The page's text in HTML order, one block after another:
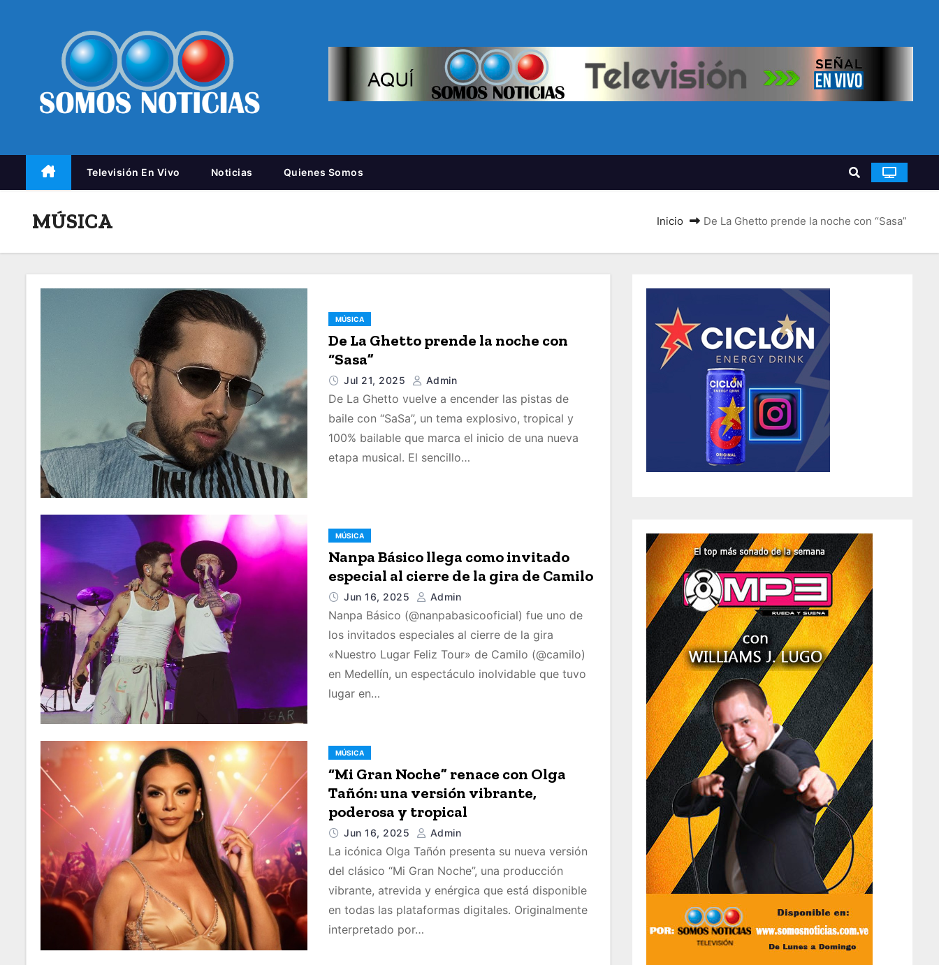
Televisión En Vivo Noticias Quienes Somos
MÚSICA Inicio De La Ghetto prende la noche con “Sasa”
MÚSICA
De La Ghetto prende la noche con
“Sasa”
Jul 21, 2025 Admin
De La Ghetto vuelve a encender las pistas de
baile con “SaSa”, un tema explosivo, tropical y
100% bailable que marca el inicio de una nueva
etapa musical. El sencillo…
MÚSICA
Nanpa Básico llega como invitado
especial al cierre de la gira de Camilo
Jun 16, 2025 Admin
Nanpa Básico (@nanpabasicooficial) fue uno de
los invitados especiales al cierre de la gira
«Nuestro Lugar Feliz Tour» de Camilo (@camilo)
en Medellín, un espectáculo inolvidable que tuvo
lugar en…
MÚSICA
“Mi Gran Noche” renace con Olga
Tañón: una versión vibrante,
poderosa y tropical
Jun 16, 2025 Admin
La icónica Olga Tañón presenta su nueva versión
del clásico “Mi Gran Noche”, una producción
vibrante, atrevida y enérgica que está disponible
en todas las plataformas digitales. Originalmente
interpretado por…